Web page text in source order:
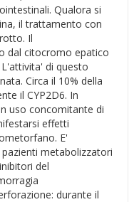
Qualora si
il trattamento con
Il
dal citocromo epatico
di questo
Circa il 10% della
il CYP2D6. In
uso concomitante di
effetti
E'
metabolizzatori
del
durante il